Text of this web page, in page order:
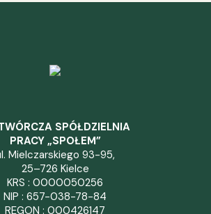
SPÓŁDZIELNIA
PRACY „SPOŁEM”
Mielczarskiego 93-95,
25–726 Kielce
KRS : 0000050256
NIP : 657-038-78-84
REGON : 000426147